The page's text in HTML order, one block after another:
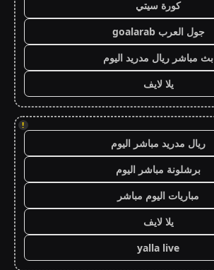
كورة سيتي
جول العرب goalarab
بث مباشر ريال مدريد اليوم
يلا لايف
!
ريال مدريد مباشر اليوم
برشلونة مباشر اليوم
مباريات اليوم مباشر
يلا لايف
yalla live